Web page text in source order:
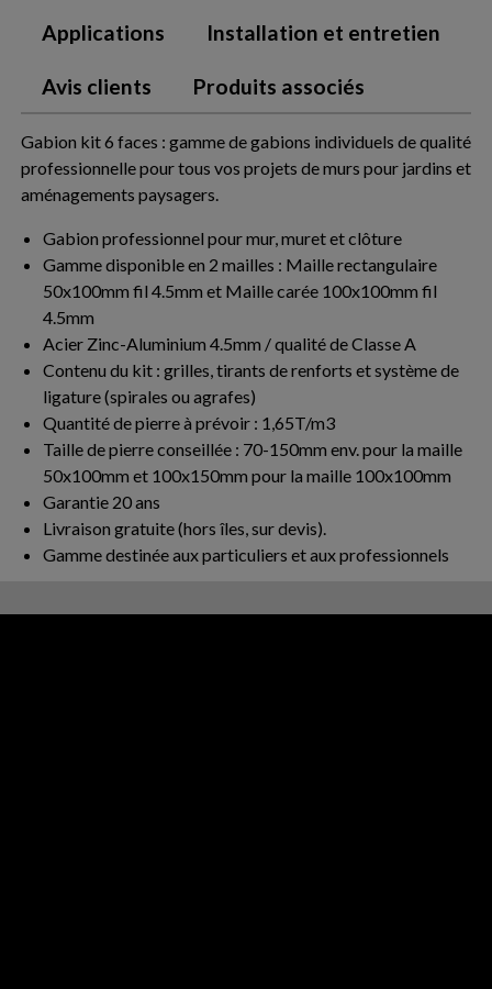
Applications Installation et entretien
Avis clients Produits associés
Gabion kit 6 faces : gamme de gabions individuels de qualité
professionnelle pour tous vos projets de murs pour jardins et
aménagements paysagers.
Gabion professionnel pour mur, muret et clôture
Gamme disponible en 2 mailles : Maille rectangulaire
50x100mm fil 4.5mm et Maille carée 100x100mm fil
4.5mm
Acier Zinc-Aluminium 4.5mm / qualité de Classe A
Contenu du kit : grilles, tirants de renforts et système de
ligature (spirales ou agrafes)
Quantité de pierre à prévoir : 1,65T/m3
Taille de pierre conseillée : 70-150mm env. pour la maille
50x100mm et 100x150mm pour la maille 100x100mm
Garantie 20 ans
Livraison gratuite (hors îles, sur devis).
Gamme destinée aux particuliers et aux professionnels